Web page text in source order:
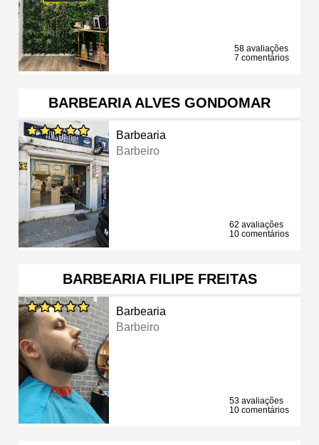
58 avaliações
7 comentários
BARBEARIA ALVES GONDOMAR
Barbearia
Barbeiro
62 avaliações
10 comentários
BARBEARIA FILIPE FREITAS
Barbearia
Barbeiro
53 avaliações
10 comentários